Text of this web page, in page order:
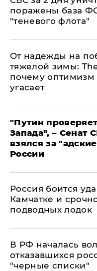
поражены база
"теневого флота"
От надежды на
тяжелой зимы:
почему оптимизм
угасает
"Путин
Запада", – Сенат
взялся за
России
Россия боится
Камчатке и
подводных лодок
​В РФ началась
отказавшихся
"черные списки"